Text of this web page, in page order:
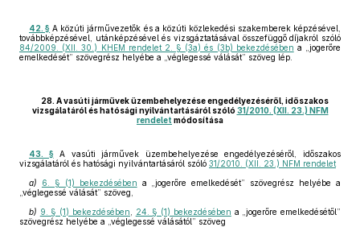
42. § A közúti járművezetők és a közúti közlekedési szakemberek képzésével,
továbbképzésével, utánképzésével és vizsgáztatásával összefüggő díjakról szóló
84/2009. (XII. 30.) KHEM rendelet 2. § (3a) és (3b) bekezdésében a „jogerőre
emelkedését” szövegrész helyébe a „véglegessé válását” szöveg lép.
28. A vasúti járművek üzembehelyezése engedélyezéséről, időszakos
vizsgálatáról és hatósági nyilvántartásáról szóló 31/2010. (XII. 23.) NFM
rendelet módosítása
43. §A vasúti járművek üzembehelyezése engedélyezéséről, időszakos
vizsgálatáról és hatósági nyilvántartásáról szóló 31/2010. (XII. 23.) NFM rendelet
a)
6. § (1) bekezdésében a „jogerőre emelkedését” szövegrész helyébe a
„véglegessé válását” szöveg,
b) 9. § (1) bekezdésében 24. § (1) bekezdésében a „jogerőre emelkedésétől”
szövegrész helyébe a „véglegessé válásától” szöveg